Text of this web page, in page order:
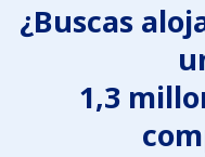
¿Buscas
1,3